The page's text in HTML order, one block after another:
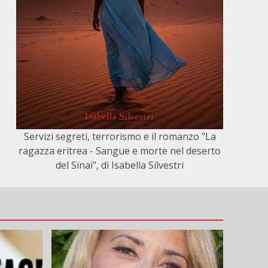
Servizi segreti, terrorismo e il romanzo "La
ragazza eritrea - Sangue e morte nel deserto
del Sinai", di Isabella Silvestri